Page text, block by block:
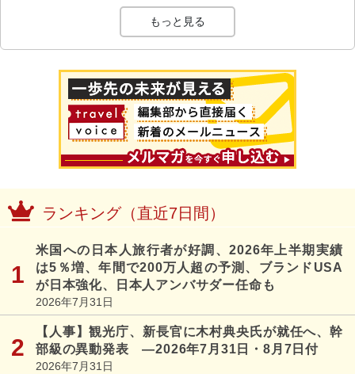
もっと見る
ランキング（直近7日間）
米国への日本人旅行者が好調、2026年上半期実績
は5％増、年間で200万人超の予測、ブランドUSA
が日本強化、日本人アンバサダー任命も
2026年7月31日
【人事】観光庁、新長官に木村典央氏が就任へ、幹
部級の異動発表 ―2026年7月31日・8月7日付
2026年7月31日